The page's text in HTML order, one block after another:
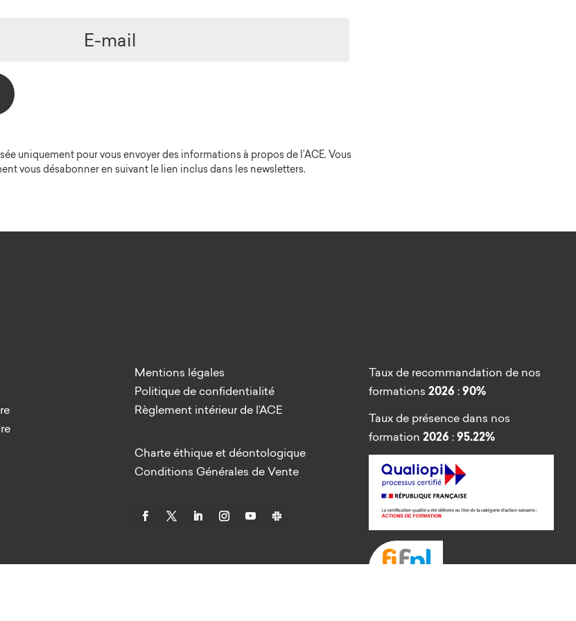
uniquement pour vous envoyer des informations à propos de l’ACE. Vous
vous désabonner en suivant le lien inclus dans les newsletters.
Mentions légales
Politique de confidentialité
Règlement intérieur de l’ACE
Charte éthique et déontologique
Conditions Générales de Vente
Taux de recommandation de nos
formations 2026 :90%
Taux de présence dans nos
formation 2026 :95.22%